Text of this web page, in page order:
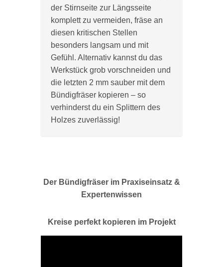
der Stirnseite zur Längsseite
komplett zu vermeiden, fräse an
diesen kritischen Stellen
besonders langsam und mit
Gefühl. Alternativ kannst du das
Werkstück grob vorschneiden und
die letzten 2 mm sauber mit dem
Bündigfräser kopieren – so
verhinderst du ein Splittern des
Holzes zuverlässig!
Der Bündigfräser im Praxiseinsatz &
Expertenwissen
Kreise perfekt kopieren im Projekt